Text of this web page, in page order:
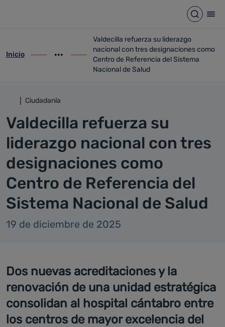
Abrir
ir-a inicio
Inicio
Mostrar opciones del camino de migas
ir-a Valdecilla refuerza su liderazgo
Valdecilla refuerza su liderazgo
nacional con tres designaciones como
Centro de Referencia del Sistema
Nacional de Salud
Ciudadanía
Valdecilla refuerza su
liderazgo nacional con tres
designaciones como
Centro de Referencia del
Sistema Nacional de Salud
19 de diciembre de 2025
Dos nuevas acreditaciones y la
renovación de una unidad estratégica
consolidan al hospital cántabro entre
los centros de mayor excelencia del